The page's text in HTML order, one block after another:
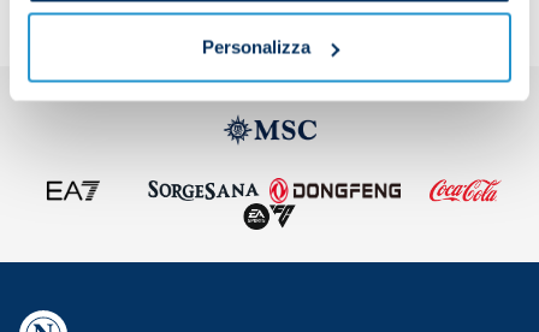
Personalizza